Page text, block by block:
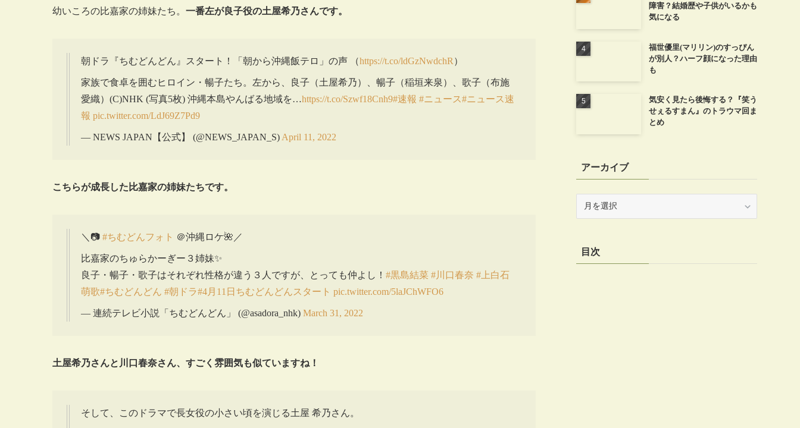
幼いころの比嘉家の姉妹たち。 一番左が良子役の土屋希乃さんです。
朝ドラ『ちむどんどん』スタート！「朝から沖縄飯テロ」の声 （https://t.co/ldGzNwdchR ）
家族で食卓を囲むヒロイン・暢子たち。左から、良子（土屋希乃）、暢子（稲垣来泉）、歌子（布施
愛織）(C)NHK (写真5枚) 沖縄本島やんばる地域を…https://t.co/Szwf18Cnh9#速報 #ニュース#ニュース速
報 pic.twitter.com/LdJ69Z7Pd9
— NEWS JAPAN【公式】 (@NEWS_JAPAN_S) April 11, 2022
こちらが成長した比嘉家の姉妹たちです。
＼📷 #ちむどんフォト ＠沖縄ロケ🌺／
比嘉家のちゅらかーぎー３姉妹✨
良子・暢子・歌子はそれぞれ性格が違う３人ですが、とっても仲よし！ #黒島結菜 #川口春奈 #上白石
萌歌#ちむどんどん #朝ドラ#4月11日ちむどんどんスタート pic.twitter.com/5laJChWFO6
— 連続テレビ小説「ちむどんどん」 (@asadora_nhk) March 31, 2022
土屋希乃さんと川口春奈さん、すごく雰囲気も似ていますね！
そして、このドラマで長女役の小さい頃を演じる土屋 希乃さん。
障害？結婚歴や子供がいるかも
気になる
福世優里(マリリン)のすっぴん
が別人？ハーフ顔になった理由
も
気安く見たら後悔する？『笑う
せぇるすまん』のトラウマ回ま
とめ
アーカイブ
ブ目次